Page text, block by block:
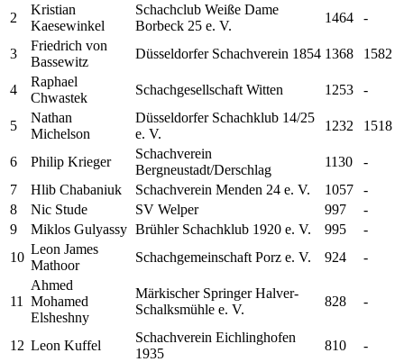
2
Kristian
Kaesewinkel
Schachclub Weiße Dame
Borbeck 25 e. V.
1464 -
3
Friedrich von
Bassewitz
Düsseldorfer Schachverein 1854 1368 1582
4
Raphael
Chwastek
Schachgesellschaft Witten 1253 -
5
Nathan
Michelson
Düsseldorfer Schachklub 14/25
e. V.
1232 1518
6 Philip Krieger
Schachverein
Bergneustadt/Derschlag
1130
-
7
Hlib Chabaniuk Schachverein Menden 24 e. V. 1057
-
8
Nic Stude SV Welper 997
-
9
Miklos Gulyassy Brühler Schachklub 1920 e. V. 995
-
10
Leon James
Mathoor
Schachgemeinschaft Porz e. V. 924 -
11
Ahmed
Mohamed
Elsheshny
Märkischer Springer Halver-
Schalksmühle e. V.
828 -
12 Leon Kuffel
Schachverein Eichlinghofen
1935
810 -